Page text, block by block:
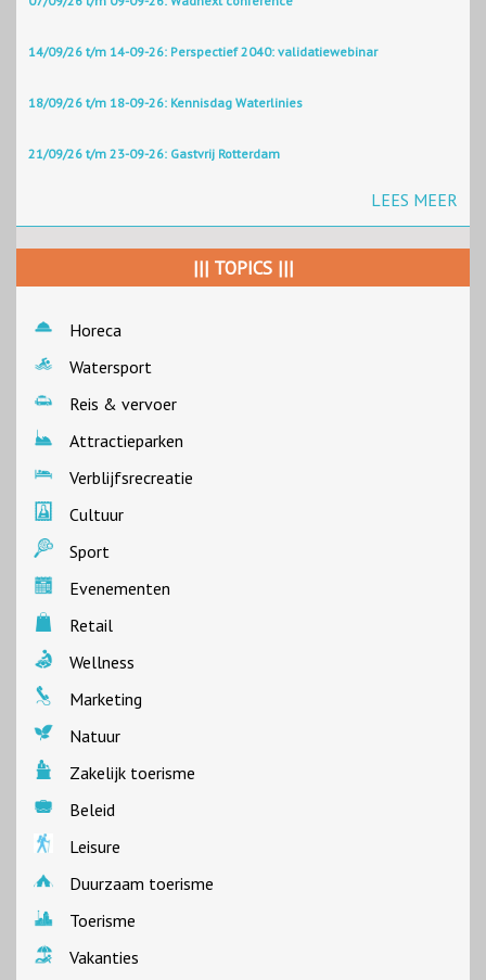
14/09/26 t/m 14-09-26: Perspectief 2040: validatiewebinar
18/09/26 t/m 18-09-26: Kennisdag Waterlinies
21/09/26 t/m 23-09-26: Gastvrij Rotterdam
LEES MEER
||| TOPICS |||
Horeca
Watersport
Reis & vervoer
Attractieparken
Verblijfsrecreatie
Cultuur
Sport
Evenementen
Retail
Wellness
Marketing
Natuur
Zakelijk toerisme
Beleid
Leisure
Duurzaam toerisme
Toerisme
Vakanties